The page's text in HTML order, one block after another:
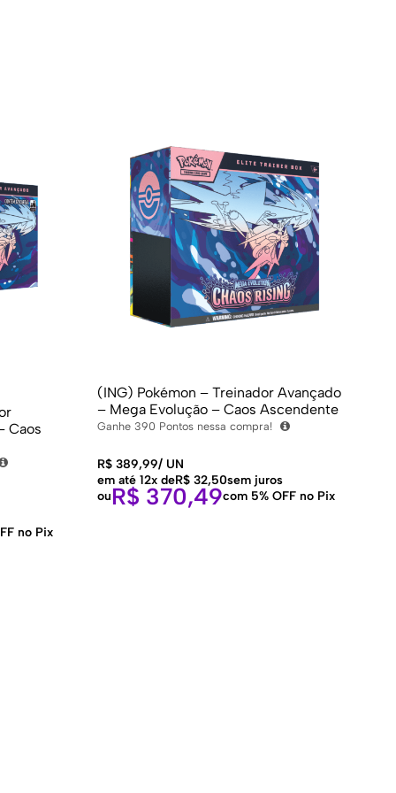
Caos
no Pix
(ING) Pokémon – Treinador Avançado
– Mega Evolução – Caos Ascendente
Ganhe 390 Pontos nessa compra!
R$389,99/UN
em até 12x deR$32,50sem juros
ouR$ 370,49com 5% OFF no Pix